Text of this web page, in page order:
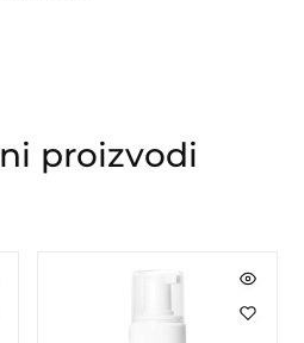
proizvodi